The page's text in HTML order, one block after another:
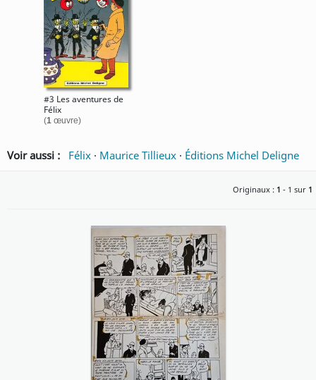
#3 Les aventures de
Félix
(1œuvre)
Voir aussi : Félix · Maurice Tillieux · Éditions Michel Deligne
Originaux : 1 - 1 sur 1